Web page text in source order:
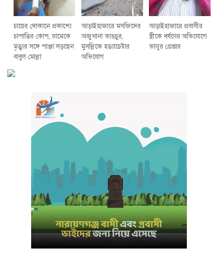
চায়ের দোকানে প্রকাশ্যে
চাপাতির কোপ, ঢামেকে
মৃত্যুর সঙ্গে পাঞ্জা লড়ছেন
বাবুল মোল্লা
আড়াইহাজারে মস‌জি‌দের
অজুখানা ভাঙচুর,
মুসল্লিকে হত্যাচেষ্টার
অভিযোগ
আড়াইহাজারে প্রবাসীর
স্ত্রীকে ধর্ষণের অভিযোগে
ভাসুর গ্রেপ্তার